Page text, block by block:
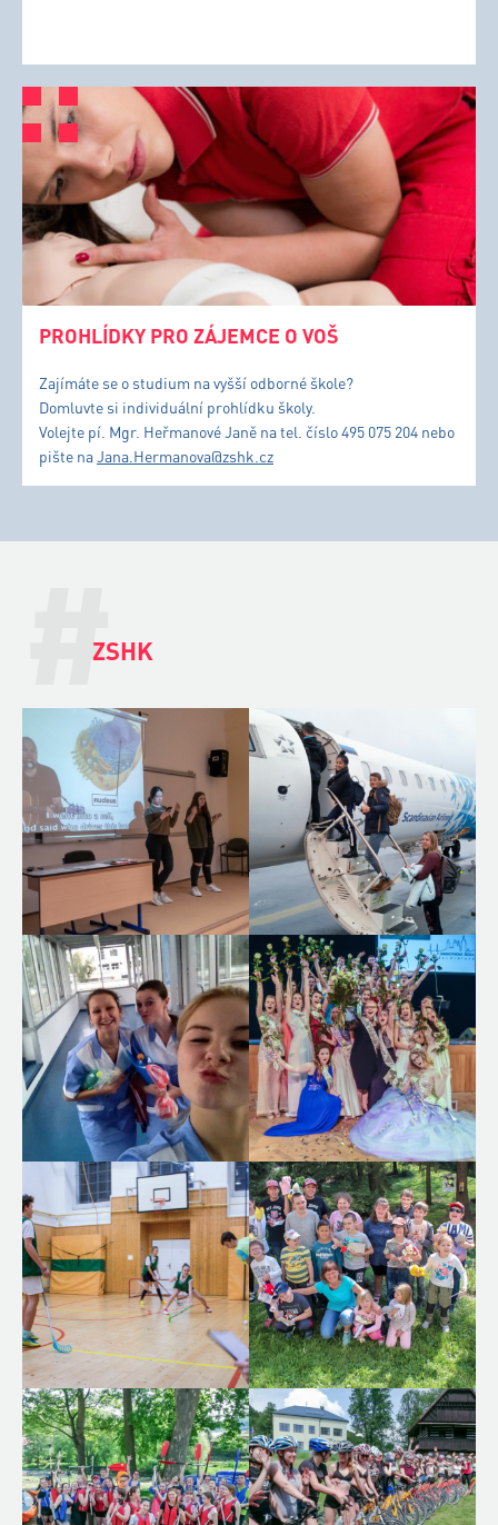
PROHLÍDKY PRO ZÁJEMCE O VOŠ
Zajímáte se o studium na vyšší odborné škole?
Domluvte si individuální prohlídku školy.
Volejte pí. Mgr. Heřmanové Janě na tel. číslo 495 075 204 nebo
pište naJana.Hermanova@zshk.cz
#
ZSHK